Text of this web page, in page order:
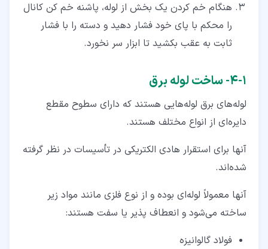
هنگام خم کردن یک بخش از لوله، پاشنه خم کن کانال
را محکم با پای خود فشار دهید و دسته را با فشار
ثابت به عقب بکشید تا ابزار سر نخورد.
۱‏-‏۴‏- ساخت لوله برق
لوله‌های برق لوله‌هایی هستند که دارای سطوح مقطع
دایره‌ای از انواع مختلف هستند.
آنها برای استقرار هادی الکتریکی در تأسیسات در نظر گرفته
شده‌اند.
آنها معمولاً لوله‌ای بوده و از نوع فلزی مانند مواد زیر
ساخته می‌شود و انعطاف پذیر یا سفت هستند:
فولاد گالوانیزه